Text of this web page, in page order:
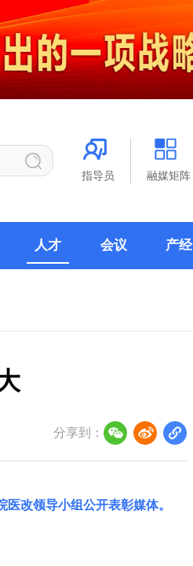
指导员 融媒矩阵
人才 会议 产经
分享到：
医改领导小组公开表彰媒体。